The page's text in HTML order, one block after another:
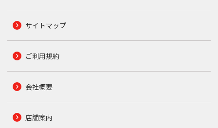
サイトマップ
ご利用規約
会社概要
店舗案内